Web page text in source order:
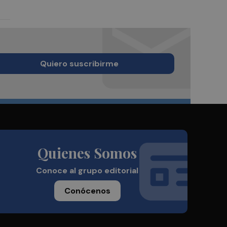
Quiero suscribirme
Quienes Somos
Conoce al grupo editorial
Conócenos